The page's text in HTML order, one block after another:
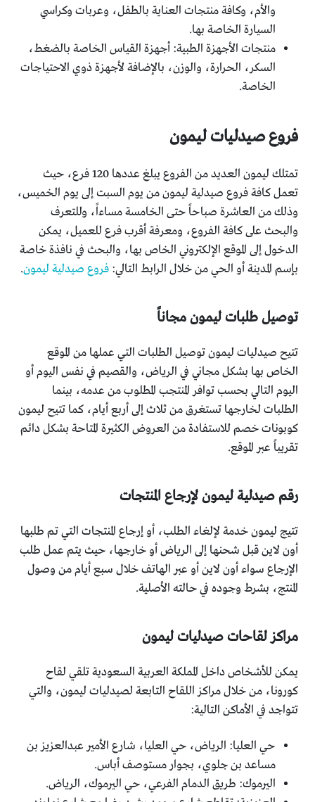
والأم، وكافة منتجات العناية بالطفل، وعربات وكراسي
السيارة الخاصة بها.
منتجات الأجهزة الطبية: أجهزة القياس الخاصة بالضغط،
السكر، الحرارة، والوزن، بالإضافة لأجهزة ذوي الاحتياجات
الخاصة.
فروع صيدليات ليمون
تمتلك ليمون العديد من الفروع يبلغ عددها 120 فرع، حيث
تعمل كافة فروع صيدلية ليمون من يوم السبت إلى يوم الخميس،
وذلك من العاشرة صباحاً حتى الخامسة مساءاً، وللتعرف
والبحث على كافة الفروع، ومعرفة أقرب فرع للعميل، يمكن
الدخول إلى الموقع الإلكتروني الخاص بها، والبحث في نافذة خاصة
بإسم المدينة أو الحي من خلال الرابط التالي: فروع صيدلية ليمون.
توصيل طلبات ليمون مجاناً
تتيح صيدليات ليمون توصيل الطلبات التي عملها من الموقع
الخاص بها بشكل مجاني في الرياض، والقصيم في نفس اليوم أو
اليوم التالي بحسب توافر المنتجب المطلوب من عدمه، بينما
الطلبات لخارجها تستغرق من ثلاث إلى أربع أيام، كما تتيح ليمون
كوبونات خصم للاستفادة من العروض الكثيرة المتاحة بشكل دائم
تقريباً عبر الموقع.
رقم صيدلية ليمون لإرجاع المنتجات
تتيج ليمون خدمة لإلغاء الطلب، أو إرجاع المنتجات التي تم طلبها
أون لاين قبل شحنها إلى الرياض أو خارجها، حيث يتم عمل طلب
الإرجاع سواء أون لاين أو عبر الهاتف خلال سبع أيام من وصول
المنتج، بشرط وجوده في حالته الأصلية.
مراكز لقاحات صيدليات ليمون
يمكن للأشخاص داخل المملكة العربية السعودية تلقي لقاح
كورونا، من خلال مراكز اللقاح التابعة لصيدليات ليمون، والتي
تتواجد في الأماكن التالية:
حي العليا: الرياض، حي العليا، شارع الأمير عبدالعزيز بن
مساعد بن جلوي، بجوار مستوصف أباس.
اليرموك: طريق الدمام الفرعي، حي اليرموك، الرياض.